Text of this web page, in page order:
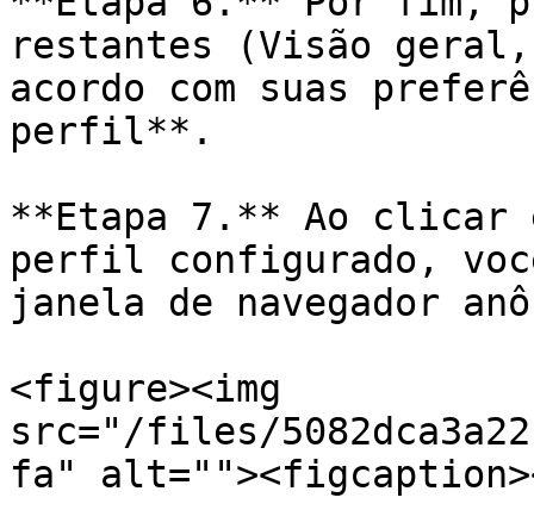
restantes (Visão
acordo com suas
perfil**.
**Etapa 7.** Ao clicar
perfil configurado,
janela de navegador
<figure><img
src="/files/
fa"